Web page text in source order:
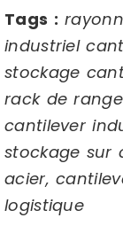
Tags :
industriel
stockage
rack de
cantilever
stockage sur
acier,
logistique